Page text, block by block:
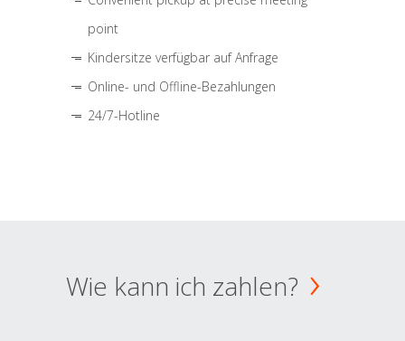
point
Kindersitze verfügbar auf Anfrage
Online- und Offline-Bezahlungen
24/7-Hotline
Wie kann ich zahlen?